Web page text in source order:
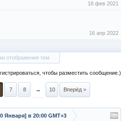
18 фев 2021
16 апр 2022
отображения тем
чтобы разместить сообщение.)
7 8 → 10 Вперёд >
Января] в 20:00 GMT+3